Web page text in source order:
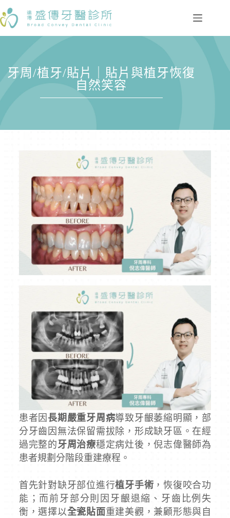
牙周/植牙/貼片｜貼片與植牙恢復
自然笑容
患者因 長期嚴重牙周病導致牙齦萎縮明顯，部
分牙齒因無法保留需拔除，形成缺牙區。在經
過完整的牙周治療穩定病灶後，倪志偉醫師為
患者規劃分階段重建療程。
首先針對缺牙部位進行植牙手術 ，恢復咬合功
能；而前牙部分則因牙齦退縮、牙齒比例失
衡，選擇以全瓷貼面重建美觀，兼顧形態與自